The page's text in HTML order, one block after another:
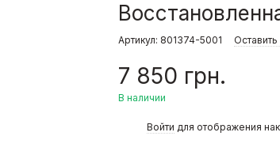
Артикул: 801374-5001 Оставить
7 850 грн.
В наличии
Войти для отображения